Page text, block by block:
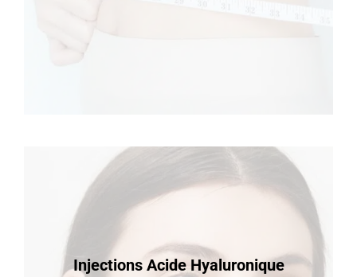
Injections Acide Hyaluronique